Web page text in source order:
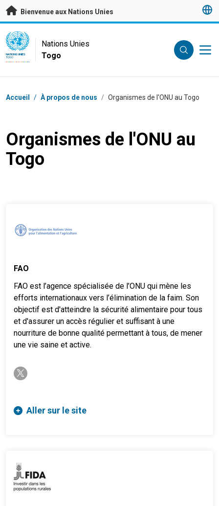
Passer au contenu principal
Bienvenue aux Nations Unies
UN Logo
NATIONS UNIES
TOGO
Nations Unies
Togo
Fil d'Ariane
Accueil / À propos de nous / Organismes de l'ONU au Togo
Organismes de l'ONU au
Togo
FAO
FAO est l’agence spécialisée de l’ONU qui mène les
efforts internationaux vers l’élimination de la faim. Son
objectif est d'atteindre la sécurité alimentaire pour tous
et d'assurer un accès régulier et suffisant à une
nourriture de bonne qualité permettant à tous, de mener
une vie saine et active.
twitter-x
Aller sur le site